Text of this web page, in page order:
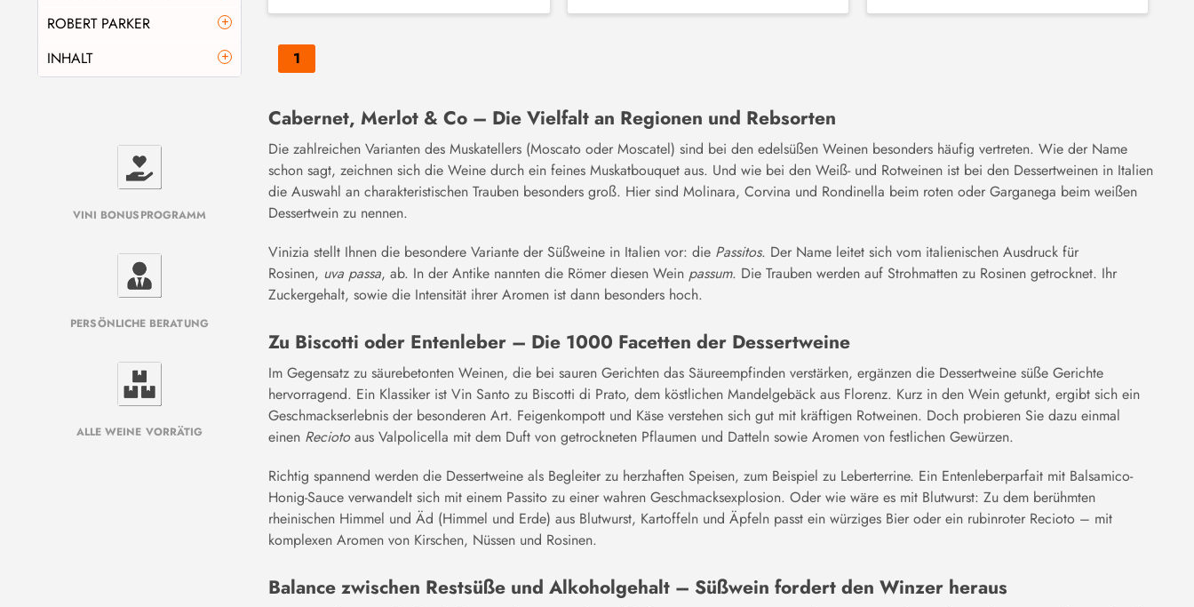
ROBERT PARKER
von96bis98
INHALT
VINI BONUSPROGRAMM
PERSÖNLICHE BERATUNG
ALLE WEINE VORRÄTIG
1
Cabernet, Merlot & Co – Die Vielfalt an Regionen und Rebsorten
Die zahlreichen Varianten des Muskatellers (Moscato oder Moscatel) sind bei den edelsüßen Weinen besonders häufig vertreten. Wie der Name
schon sagt, zeichnen sich die Weine durch ein feines Muskatbouquet aus. Und wie bei den Weiß- und Rotweinen ist bei den Dessertweinen in Italien
die Auswahl an charakteristischen Trauben besonders groß. Hier sind Molinara, Corvina und Rondinella beim roten oder Garganega beim weißen
Dessertwein zu nennen.
Vinizia stellt Ihnen die besondere Variante der Süßweine in Italien vor: die Passitos. Der Name leitet sich vom italienischen Ausdruck für
Rosinen, uva passa, ab. In der Antike nannten die Römer diesen Wein passum. Die Trauben werden auf Strohmatten zu Rosinen getrocknet. Ihr
Zuckergehalt, sowie die Intensität ihrer Aromen ist dann besonders hoch.
Zu Biscotti oder Entenleber – Die 1000 Facetten der Dessertweine
Im Gegensatz zu säurebetonten Weinen, die bei sauren Gerichten das Säureempfinden verstärken, ergänzen die Dessertweine süße Gerichte
hervorragend. Ein Klassiker ist Vin Santo zu Biscotti di Prato, dem köstlichen Mandelgebäck aus Florenz. Kurz in den Wein getunkt, ergibt sich ein
Geschmackserlebnis der besonderen Art. Feigenkompott und Käse verstehen sich gut mit kräftigen Rotweinen. Doch probieren Sie dazu einmal
einen Reciotoaus Valpolicella mit dem Duft von getrockneten Pflaumen und Datteln sowie Aromen von festlichen Gewürzen.
Richtig spannend werden die Dessertweine als Begleiter zu herzhaften Speisen, zum Beispiel zu Leberterrine. Ein Entenleberparfait mit Balsamico-
Honig-Sauce verwandelt sich mit einem Passito zu einer wahren Geschmacksexplosion. Oder wie wäre es mit Blutwurst: Zu dem berühmten
rheinischen Himmel und Äd (Himmel und Erde) aus Blutwurst, Kartoffeln und Äpfeln passt ein würziges Bier oder ein rubinroter Recioto – mit
komplexen Aromen von Kirschen, Nüssen und Rosinen.
Balance zwischen Restsüße und Alkoholgehalt – Süßwein fordert den Winzer heraus